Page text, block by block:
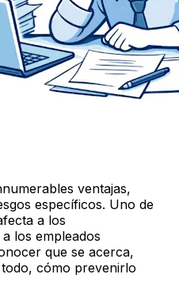
ventajas,
específicos. Uno de
a los
los empleados
que se acerca,
cómo prevenirlo